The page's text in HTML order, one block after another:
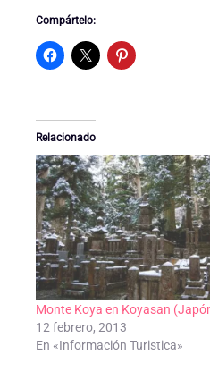
Compártelo:
Relacionado
Monte Koya en Koyasan
12 febrero, 2013
En «Información Turistica»